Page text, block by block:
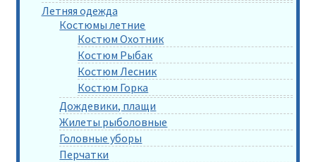
Летняя одежда
Костюмы летние
Костюм Охотник
Костюм Рыбак
Костюм Лесник
Костюм Горка
Дождевики, плащи
Жилеты рыболовные
Головные уборы
Перчатки